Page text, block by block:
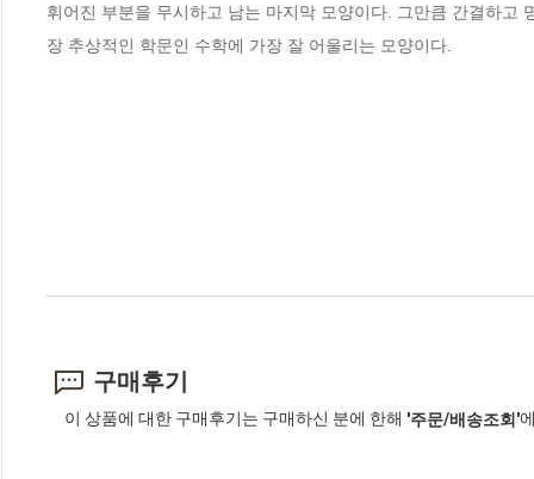
휘어진 부분을 무시하고 남는 마지막 모양이다. 그만큼 간결하고
장 추상적인 학문인 수학에 가장 잘 어울리는 모양이다.
구매후기
이 상품에 대한 구매후기는 구매하신 분에 한해 '주문/배송조회'